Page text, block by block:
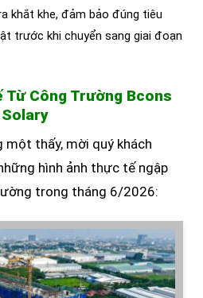
khắt khe, đảm bảo đúng tiêu
trước khi chuyển sang giai đoạn
Từ Công Trường Bcons
Solary
một thấy, mời quý khách
hình ảnh thực tế ngập
trong tháng 6/2026: